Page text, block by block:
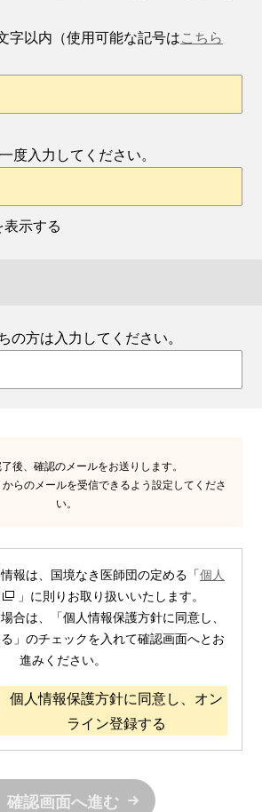
字以内（使用可能な記号はこちら
度入力してください。
示する
の方は入力してください。
後、確認のメールをお送りします。
からのメールを受信できるよう設定してくださ
い。
報は、国境なき医師団の定める「個人
」に則りお取り扱いいたします。
合は、「個人情報保護方針に同意し、
」のチェックを入れて確認画面へとお
進みください。
個人情報保護方針に同意し、オン
ライン登録する
確認画面へ進む